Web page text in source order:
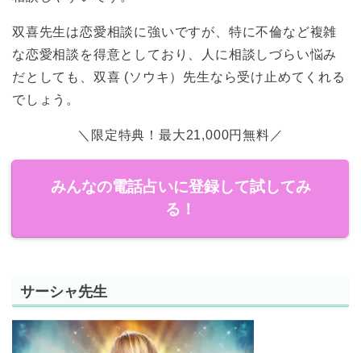
双喜先生は恋愛相談に強いですが、特に不倫など複雑
な恋愛相談を得意としており、人に相談しづらい悩み
だとしても、双喜 (ソウキ）先生なら受け止めてくれる
でしょう。
＼限定特典！最大21,000円無料／
みんなの電話占いに登録して試してみ
る！
サーシャ先生